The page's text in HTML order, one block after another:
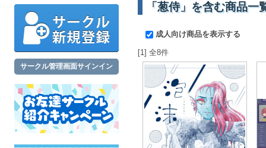
サークル管理画面サインイン
「葱侍」を含む商品一
成人向け商品を表示する
[1] 全8件